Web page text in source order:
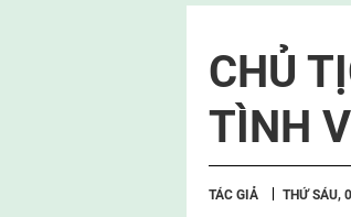
CHỦ
TÌNH
TÁC GIẢ THỨ SÁU,